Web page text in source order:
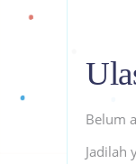
Belum
Jadilah